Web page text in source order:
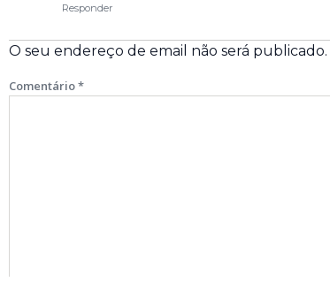
Responder
O seu endereço de email não será publicado.
Comentário*